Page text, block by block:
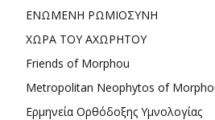
ΕΝΩΜΕΝΗ ΡΩΜΙΟΣΥΝΗ
ΧΩΡΑ ΤΟΥ ΑΧΩΡΗΤΟΥ
Friends of Morphou
Metropolitan Neophytos of
Ερμηνεία Ορθόδοξης Υμνολογίας